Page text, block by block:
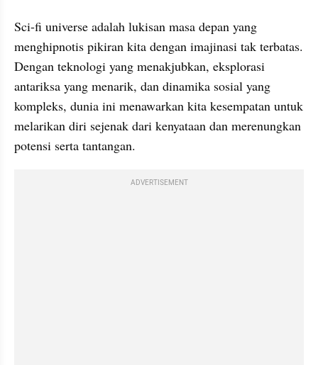
Sci-fi universe adalah lukisan masa depan yang
menghipnotis pikiran kita dengan imajinasi tak terbatas.
Dengan teknologi yang menakjubkan, eksplorasi
antariksa yang menarik, dan dinamika sosial yang
kompleks, dunia ini menawarkan kita kesempatan untuk
melarikan diri sejenak dari kenyataan dan merenungkan
potensi serta tantangan.
ADVERTISEMENT